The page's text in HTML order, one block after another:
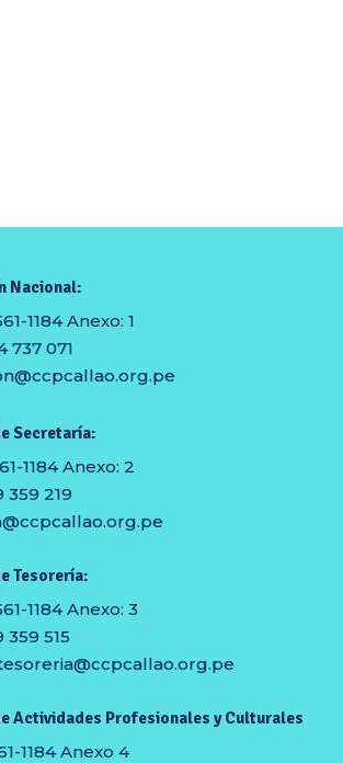
Nacional:
1184Anexo: 1
737 071
Secretaría:
1184Anexo: 2
359 219
Tesorería:
1184Anexo: 3
359 515
org.pe
Actividades Profesionales y Culturales
1184Anexo 4